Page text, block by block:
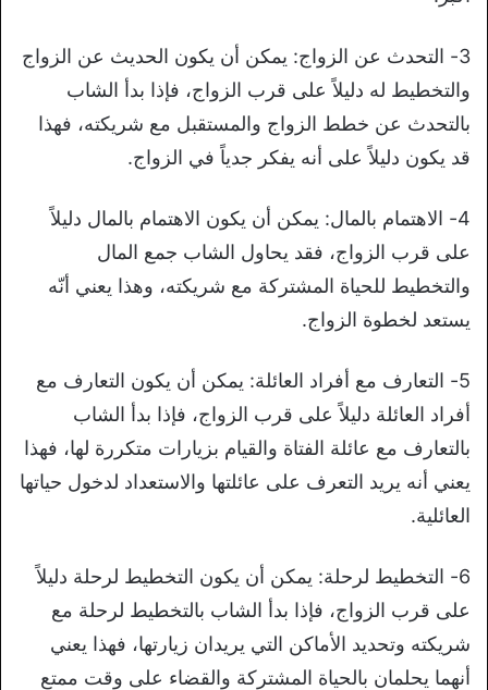
3- التحدث عن الزواج: يمكن أن يكون الحديث عن الزواج
والتخطيط له دليلاً على قرب الزواج، فإذا بدأ الشاب
بالتحدث عن خطط الزواج والمستقبل مع شريكته، فهذا
قد يكون دليلاً على أنه يفكر جدياً في الزواج.
4- الاهتمام بالمال: يمكن أن يكون الاهتمام بالمال دليلاً
على قرب الزواج، فقد يحاول الشاب جمع المال
والتخطيط للحياة المشتركة مع شريكته، وهذا يعني أنّه
يستعد لخطوة الزواج.
5- التعارف مع أفراد العائلة: يمكن أن يكون التعارف مع
أفراد العائلة دليلاً على قرب الزواج، فإذا بدأ الشاب
بالتعارف مع عائلة الفتاة والقيام بزيارات متكررة لها، فهذا
يعني أنه يريد التعرف على عائلتها والاستعداد لدخول حياتها
العائلية.
6- التخطيط لرحلة: يمكن أن يكون التخطيط لرحلة دليلاً
على قرب الزواج، فإذا بدأ الشاب بالتخطيط لرحلة مع
شريكته وتحديد الأماكن التي يريدان زيارتها، فهذا يعني
أنهما يحلمان بالحياة المشتركة والقضاء على وقت ممتع